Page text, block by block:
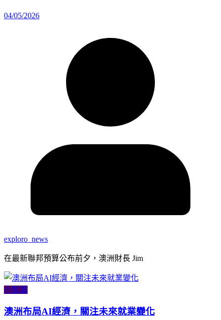
04/05/2026
exploro_news
在最新聯邦預算公布前夕，澳洲財長 Jim
小智識
澳洲布局AI經濟，關注未來就業變化